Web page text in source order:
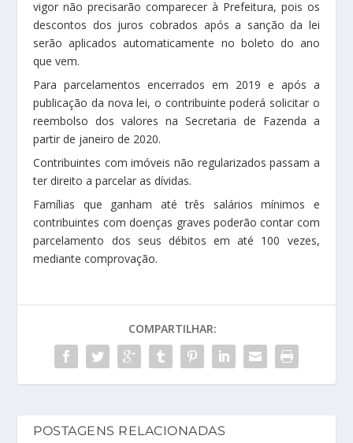
vigor não precisarão comparecer à Prefeitura, pois os
descontos dos juros cobrados após a sanção da lei
serão aplicados automaticamente no boleto do ano
que vem.
Para parcelamentos encerrados em 2019 e após a
publicação da nova lei, o contribuinte poderá solicitar o
reembolso dos valores na Secretaria de Fazenda a
partir de janeiro de 2020.
Contribuintes com imóveis não regularizados passam a
ter direito a parcelar as dívidas.
Famílias que ganham até três salários mínimos e
contribuintes com doenças graves poderão contar com
parcelamento dos seus débitos em até 100 vezes,
mediante comprovação.
COMPARTILHAR:
POSTAGENS RELACIONADAS